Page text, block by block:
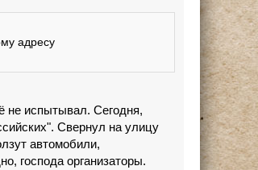
адресу
не испытывал. Сегодня,
Свернул на улицу
автомобили,
господа организаторы.